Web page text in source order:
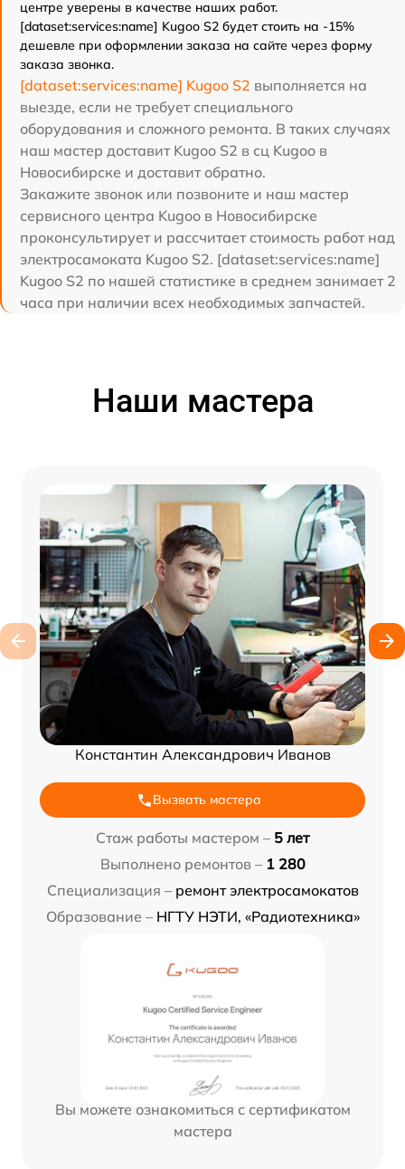
центре уверены в качестве наших работ.
[dataset:services:name] Kugoo S2 будет стоить на -15%
дешевле при оформлении заказа на сайте через форму
заказа звонка.
[dataset:services:name] Kugoo S2 выполняется на
выезде, если не требует специального
оборудования и сложного ремонта. В таких случаях
наш мастер доставит Kugoo S2 в сц Kugoo в
Новосибирске и доставит обратно.
Закажите звонок или позвоните и наш мастер
сервисного центра Kugoo в Новосибирске
проконсультирует и рассчитает стоимость работ над
электросамоката Kugoo S2. [dataset:services:name]
Kugoo S2 по нашей статистике в среднем занимает 2
часа при наличии всех необходимых запчастей.
Наши мастера
Константин Александрович Иванов
Вызвать мастера
Стаж работы мастером – 5 лет
Выполнено ремонтов – 1 280
Специализация – ремонт электросамокатов
Образование – НГТУ НЭТИ, «Радиотехника»
Вы можете ознакомиться с сертификатом
мастера